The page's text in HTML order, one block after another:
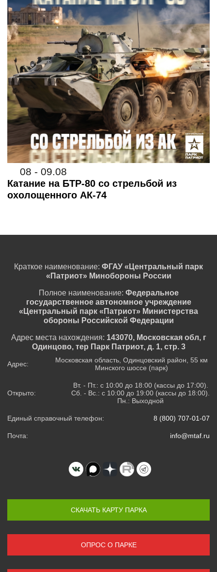
08 - 09.08
Катание на БТР-80 со стрельбой из
охолощенного АК-74
Краткое наименование: ФГАУ «Центральный парк
«Патриот» Минобороны России
Полное наименование: Федеральное
государственное автономное учреждение
«Центральный парк «Патриот» Министерства
обороны Российской Федерации
Адрес места нахождения: 143070, Московская обл, г
Одинцово, тер Парк Патриот, д. 1, стр. 3
Адрес:
Московская область, Одинцовский район, 55 км
Минского шоссе (парк)
Открыто:
Вт. - Пт.: с 10:00 до 18:00 (кассы до 17:00).
Сб. - Вс.: с 10:00 до 19:00 (кассы до 18:00).
Пн.: Выходной
Единый справочный телефон: 8 (800) 707-01-07
Почта: info@mtaf.ru
СКАЧАТЬ КАРТУ ПАРКА
ОПРОС О ПАРКЕ